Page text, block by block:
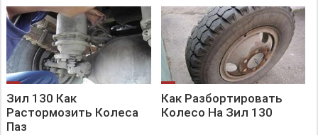
Зил 130 Как
Растормозить Колеса
Паз
Как Разбортировать
Колесо На Зил 130